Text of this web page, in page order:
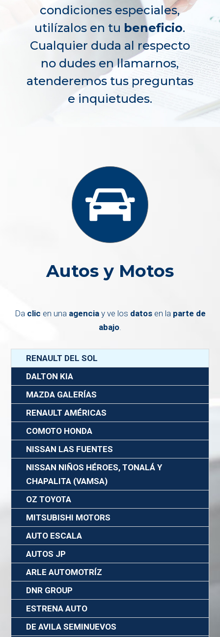
condiciones especiales,
utilízalos en tu beneficio.
Cualquier duda al respecto
no dudes en llamarnos,
atenderemos tus preguntas
e inquietudes.
Autos y Motos
Da clic en una agenciay ve los datosen la parte de
abajo
RENAULT DEL SOL
DALTON KIA
MAZDA GALERÍAS
RENAULT AMÉRICAS
COMOTO HONDA
NISSAN LAS FUENTES
NISSAN NIÑOS HÉROES, TONALÁ Y
CHAPALITA (VAMSA)
OZ TOYOTA
MITSUBISHI MOTORS
AUTO ESCALA
AUTOS JP
ARLE AUTOMOTRÍZ
DNR GROUP
ESTRENA AUTO
DE AVILA SEMINUEVOS